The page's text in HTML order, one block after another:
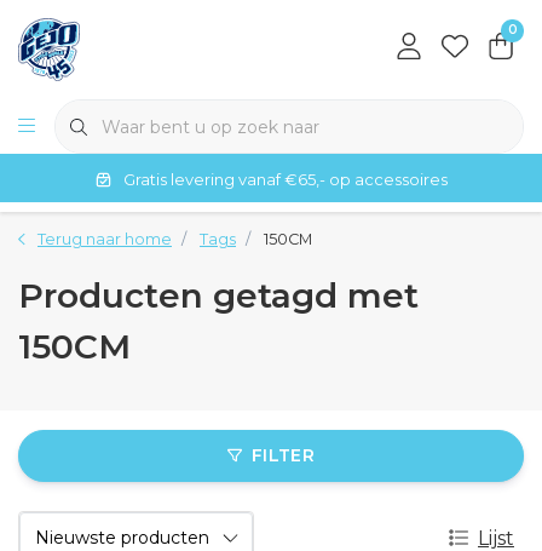
0
Gratis levering vanaf €65,- op accessoires
Terug naar home Tags 150CM
Producten getagd met
150CM
FILTER
Lijst